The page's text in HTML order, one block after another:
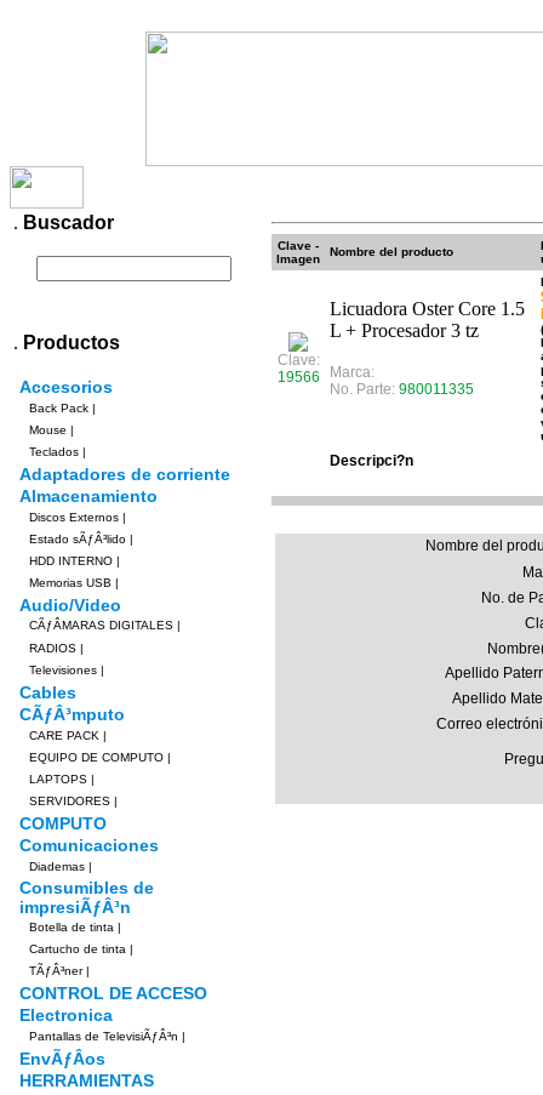
. Buscador
. Productos
Accesorios
Back Pack |
Mouse |
Teclados |
Adaptadores de corriente
Almacenamiento
Discos Externos |
Estado sÃƒÂ³lido |
HDD INTERNO |
Memorias USB |
Audio/Video
CÃƒÂMARAS DIGITALES |
RADIOS |
Televisiones |
Cables
CÃƒÂ³mputo
CARE PACK |
EQUIPO DE COMPUTO |
LAPTOPS |
SERVIDORES |
COMPUTO
Comunicaciones
Diademas |
Consumibles de
impresiÃƒÂ³n
Botella de tinta |
Cartucho de tinta |
TÃƒÂ³ner|
CONTROL DE ACCESO
Electronica
Pantallas de TelevisiÃƒÂ³n |
EnvÃƒÂ­os
HERRAMIENTAS
Clave -
Imagen
Nombre del producto
Clave:
19566
Licuadora Oster Core 1.5
L + Procesador 3 tz
Marca:
No. Parte: 980011335
Descripci?n
Nombre del
No. de
Apellido
Apellido
Correo